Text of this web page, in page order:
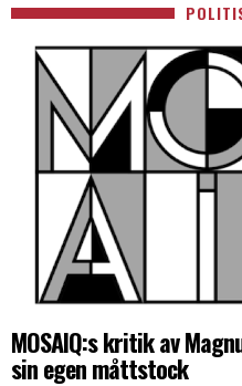
MOSAIQ:s kritik av
sin egen måttstock